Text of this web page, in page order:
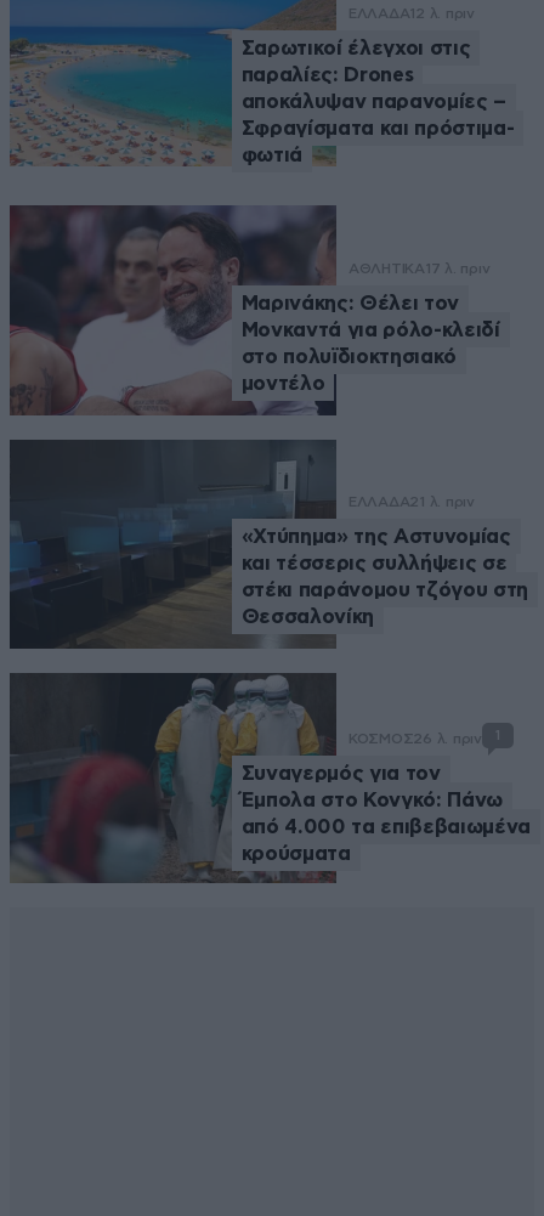
ΕΛΛΑΔΑ 12 λ. πριν
Σαρωτικοί έλεγχοι στις
παραλίες: Drones
αποκάλυψαν παρανομίες –
Σφραγίσματα και πρόστιμα-
φωτιά
ΑΘΛΗΤΙΚΑ 17 λ. πριν
Μαρινάκης: Θέλει τον
Μονκαντά για ρόλο-κλειδί
στο πολυϊδιοκτησιακό
μοντέλο
ΕΛΛΑΔΑ21 λ. πριν
«Χτύπημα» της Αστυνομίας
και τέσσερις συλλήψεις σε
στέκι παράνομου τζόγου στη
Θεσσαλονίκη
ΚΟΣΜΟΣ26 λ. πριν 1
Συναγερμός για τον
Έμπολα στο Κονγκό: Πάνω
από 4.000 τα επιβεβαιωμένα
κρούσματα